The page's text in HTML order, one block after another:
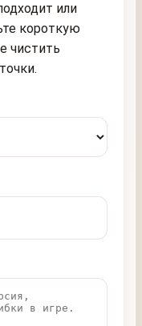
или
короткую
чистить